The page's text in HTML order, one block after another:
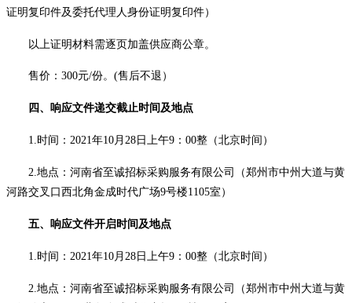
证明复印件及委托代理人身份证明复印件）
以上证明材料需逐页加盖供应商公章。
售价： 300元/份。 (售后不退）
四、响应文件递交截止时间及地点
1.时间： 2021年10月 28 日 上午9：00整 （北京时间）
2.地点：河南省至诚招标采购服务有限公司（郑州市中州大道与黄
河路交叉口西北角金成时代广场9号楼1105室）
五、响应文件开启时间及地点
1.时间： 2021年10月 28 日 上午9：00整 （北京时间）
2.地点：河南省至诚招标采购服务有限公司（郑州市中州大道与黄